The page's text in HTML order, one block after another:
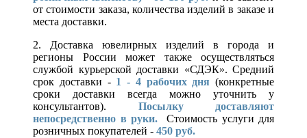
от стоимости заказа, количества изделий в заказе и
места доставки.
2. Доставка ювелирных изделий в города и
регионы России может также осуществляться
службой курьерской доставки «СДЭК». Средний
срок доставки - 1 - 4 рабочих дня (конкретные
сроки доставки всегда можно уточнить у
консультантов). Посылку доставляют
непосредственно в руки.
Стоимость услуги для
розничных покупателей - 450 руб.